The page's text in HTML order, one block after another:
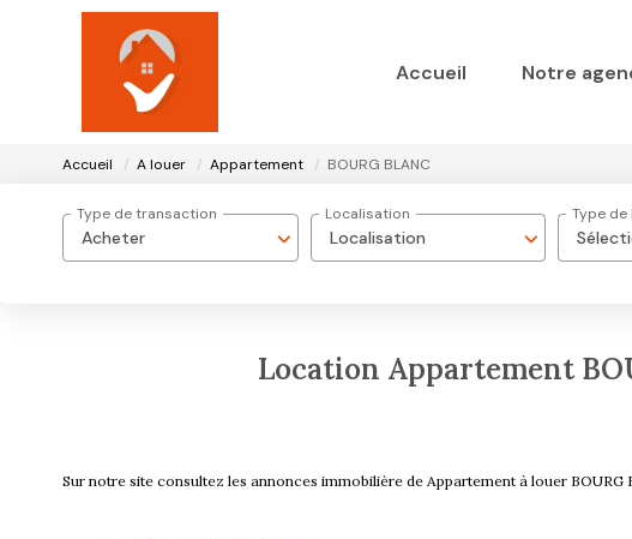
Accueil Notre
Accueil A louer Appartement BOURG BLANC
Acheter
Type de transaction
Localisation
Localisation Type de
Location Appartement
Sur notre site consultez les annonces immobilière de Appartement à louer